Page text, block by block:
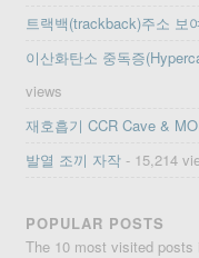
트랙백(trackback)주소 보
이산화탄소 중독증
views
재호흡기 CCR Cave &
발열 조끼 자작 - 15,214
POPULAR POSTS
The 10 most visited posts